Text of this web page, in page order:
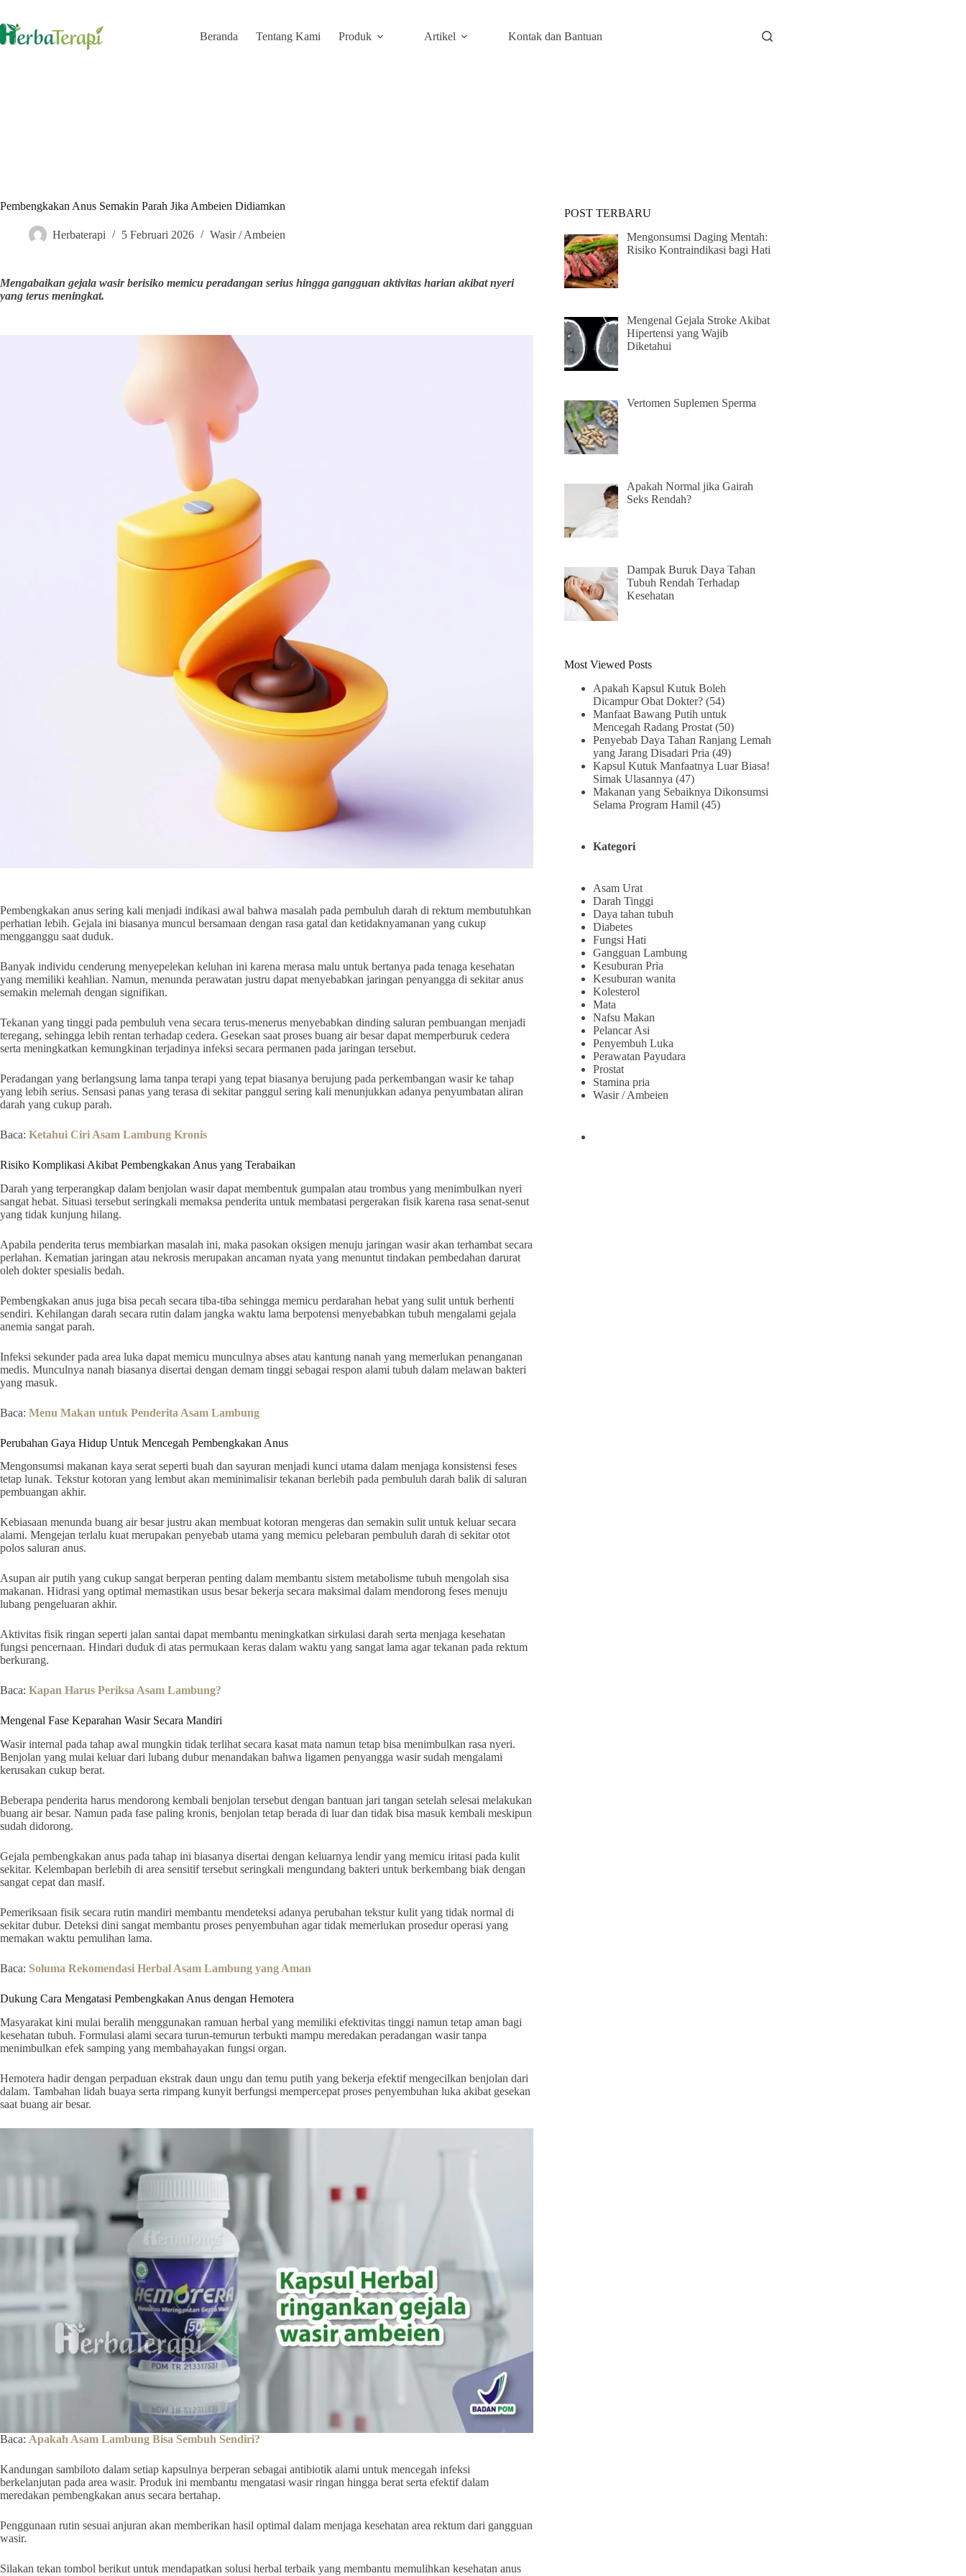
content
Beranda Tentang Kami Produk Artikel Kontak dan Bantuan
Pembengkakan Anus Semakin Parah Jika Ambeien Didiamkan
Herbaterapi 5 Februari 2026 Wasir / Ambeien
Mengabaikan gejala wasir berisiko memicu peradangan serius hingga gangguan aktivitas harian akibat nyeri
yang terus meningkat.
Pembengkakan anus sering kali menjadi indikasi awal bahwa masalah pada pembuluh darah di rektum membutuhkan
perhatian lebih. Gejala ini biasanya muncul bersamaan dengan rasa gatal dan ketidaknyamanan yang cukup
mengganggu saat duduk.
Banyak individu cenderung menyepelekan keluhan ini karena merasa malu untuk bertanya pada tenaga kesehatan
yang memiliki keahlian. Namun, menunda perawatan justru dapat menyebabkan jaringan penyangga di sekitar anus
semakin melemah dengan signifikan.
Tekanan yang tinggi pada pembuluh vena secara terus-menerus menyebabkan dinding saluran pembuangan menjadi
teregang, sehingga lebih rentan terhadap cedera. Gesekan saat proses buang air besar dapat memperburuk cedera
serta meningkatkan kemungkinan terjadinya infeksi secara permanen pada jaringan tersebut.
Peradangan yang berlangsung lama tanpa terapi yang tepat biasanya berujung pada perkembangan wasir ke tahap
yang lebih serius. Sensasi panas yang terasa di sekitar panggul sering kali menunjukkan adanya penyumbatan aliran
darah yang cukup parah.
Baca: Ketahui Ciri Asam Lambung Kronis
Risiko Komplikasi Akibat Pembengkakan Anus yang Terabaikan
Darah yang terperangkap dalam benjolan wasir dapat membentuk gumpalan atau trombus yang menimbulkan nyeri
sangat hebat. Situasi tersebut seringkali memaksa penderita untuk membatasi pergerakan fisik karena rasa senat-senut
yang tidak kunjung hilang.
Apabila penderita terus membiarkan masalah ini, maka pasokan oksigen menuju jaringan wasir akan terhambat secara
perlahan. Kematian jaringan atau nekrosis merupakan ancaman nyata yang menuntut tindakan pembedahan darurat
oleh dokter spesialis bedah.
Pembengkakan anus juga bisa pecah secara tiba-tiba sehingga memicu perdarahan hebat yang sulit untuk berhenti
sendiri. Kehilangan darah secara rutin dalam jangka waktu lama berpotensi menyebabkan tubuh mengalami gejala
anemia sangat parah.
Infeksi sekunder pada area luka dapat memicu munculnya abses atau kantung nanah yang memerlukan penanganan
medis. Munculnya nanah biasanya disertai dengan demam tinggi sebagai respon alami tubuh dalam melawan bakteri
yang masuk.
Baca: Menu Makan untuk Penderita Asam Lambung
Perubahan Gaya Hidup Untuk Mencegah Pembengkakan Anus
Mengonsumsi makanan kaya serat seperti buah dan sayuran menjadi kunci utama dalam menjaga konsistensi feses
tetap lunak. Tekstur kotoran yang lembut akan meminimalisir tekanan berlebih pada pembuluh darah balik di saluran
pembuangan akhir.
Kebiasaan menunda buang air besar justru akan membuat kotoran mengeras dan semakin sulit untuk keluar secara
alami. Mengejan terlalu kuat merupakan penyebab utama yang memicu pelebaran pembuluh darah di sekitar otot
polos saluran anus.
Asupan air putih yang cukup sangat berperan penting dalam membantu sistem metabolisme tubuh mengolah sisa
makanan. Hidrasi yang optimal memastikan usus besar bekerja secara maksimal dalam mendorong feses menuju
lubang pengeluaran akhir.
Aktivitas fisik ringan seperti jalan santai dapat membantu meningkatkan sirkulasi darah serta menjaga kesehatan
fungsi pencernaan. Hindari duduk di atas permukaan keras dalam waktu yang sangat lama agar tekanan pada rektum
berkurang.
Baca: Kapan Harus Periksa Asam Lambung?
Mengenal Fase Keparahan Wasir Secara Mandiri
Wasir internal pada tahap awal mungkin tidak terlihat secara kasat mata namun tetap bisa menimbulkan rasa nyeri.
Benjolan yang mulai keluar dari lubang dubur menandakan bahwa ligamen penyangga wasir sudah mengalami
kerusakan cukup berat.
Beberapa penderita harus mendorong kembali benjolan tersebut dengan bantuan jari tangan setelah selesai melakukan
buang air besar. Namun pada fase paling kronis, benjolan tetap berada di luar dan tidak bisa masuk kembali meskipun
sudah didorong.
Gejala pembengkakan anus pada tahap ini biasanya disertai dengan keluarnya lendir yang memicu iritasi pada kulit
sekitar. Kelembapan berlebih di area sensitif tersebut seringkali mengundang bakteri untuk berkembang biak dengan
sangat cepat dan masif.
Pemeriksaan fisik secara rutin mandiri membantu mendeteksi adanya perubahan tekstur kulit yang tidak normal di
sekitar dubur. Deteksi dini sangat membantu proses penyembuhan agar tidak memerlukan prosedur operasi yang
memakan waktu pemulihan lama.
Baca: Soluma Rekomendasi Herbal Asam Lambung yang Aman
Dukung Cara Mengatasi Pembengkakan Anus dengan Hemotera
Masyarakat kini mulai beralih menggunakan ramuan herbal yang memiliki efektivitas tinggi namun tetap aman bagi
kesehatan tubuh. Formulasi alami secara turun-temurun terbukti mampu meredakan peradangan wasir tanpa
menimbulkan efek samping yang membahayakan fungsi organ.
Hemotera hadir dengan perpaduan ekstrak daun ungu dan temu putih yang bekerja efektif mengecilkan benjolan dari
dalam. Tambahan lidah buaya serta rimpang kunyit berfungsi mempercepat proses penyembuhan luka akibat gesekan
saat buang air besar.
Baca: Apakah Asam Lambung Bisa Sembuh Sendiri?
Kandungan sambiloto dalam setiap kapsulnya berperan sebagai antibiotik alami untuk mencegah infeksi
berkelanjutan pada area wasir. Produk ini membantu mengatasi wasir ringan hingga berat serta efektif dalam
meredakan pembengkakan anus secara bertahap.
Penggunaan rutin sesuai anjuran akan memberikan hasil optimal dalam menjaga kesehatan area rektum dari gangguan
wasir.
Silakan tekan tombol berikut untuk mendapatkan solusi herbal terbaik yang membantu memulihkan kesehatan anus
POST TERBARU
Mengonsumsi Daging Mentah:
Risiko Kontraindikasi bagi Hati
Mengenal Gejala Stroke Akibat
Hipertensi yang Wajib
Diketahui
Vertomen Suplemen Sperma
Apakah Normal jika Gairah
Seks Rendah?
Dampak Buruk Daya Tahan
Tubuh Rendah Terhadap
Kesehatan
Most Viewed Posts
Apakah Kapsul Kutuk Boleh
Dicampur Obat Dokter? (54)
Manfaat Bawang Putih untuk
Mencegah Radang Prostat (50)
Penyebab Daya Tahan Ranjang Lemah
yang Jarang Disadari Pria (49)
Kapsul Kutuk Manfaatnya Luar Biasa!
Simak Ulasannya (47)
Makanan yang Sebaiknya Dikonsumsi
Selama Program Hamil (45)
Kategori
Asam Urat
Darah Tinggi
Daya tahan tubuh
Diabetes
Fungsi Hati
Gangguan Lambung
Kesuburan Pria
Kesuburan wanita
Kolesterol
Mata
Nafsu Makan
Pelancar Asi
Penyembuh Luka
Perawatan Payudara
Prostat
Stamina pria
Wasir / Ambeien